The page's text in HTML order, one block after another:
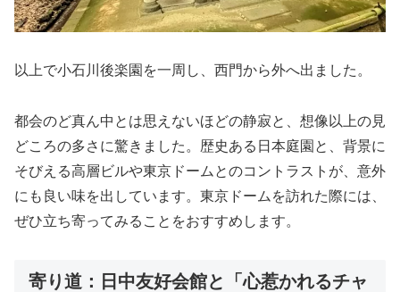
以上で小石川後楽園を一周し、西門から外へ出ました。
都会のど真ん中とは思えないほどの静寂と、想像以上の見
どころの多さに驚きました。歴史ある日本庭園と、背景に
そびえる高層ビルや東京ドームとのコントラストが、意外
にも良い味を出しています。東京ドームを訪れた際には、
ぜひ立ち寄ってみることをおすすめします。
寄り道：日中友好会館と「心惹かれるチャ